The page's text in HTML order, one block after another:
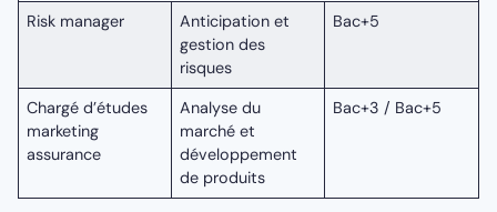
Risk manager
Anticipation et
gestion des
risques
Bac+5
Chargé d’études
marketing
assurance
Analyse du
marché et
développement
de produits
Bac+3 / Bac+5